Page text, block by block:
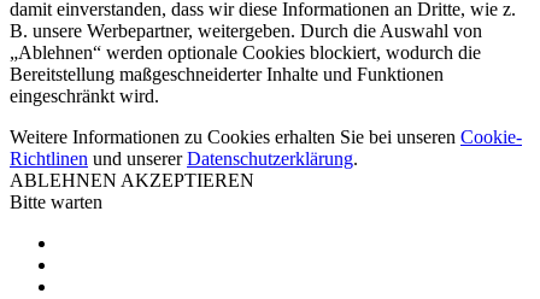
damit einverstanden, dass wir diese Informationen an Dritte, wie z.
B. unsere Werbepartner, weitergeben. Durch die Auswahl von
„Ablehnen“ werden optionale Cookies blockiert, wodurch die
Bereitstellung maßgeschneiderter Inhalte und Funktionen
eingeschränkt wird.
Weitere Informationen zu Cookies erhalten Sie bei unseren Cookie-
Richtlinen und unsererDatenschutzerklärung.
ABLEHNEN AKZEPTIEREN
Bitte warten